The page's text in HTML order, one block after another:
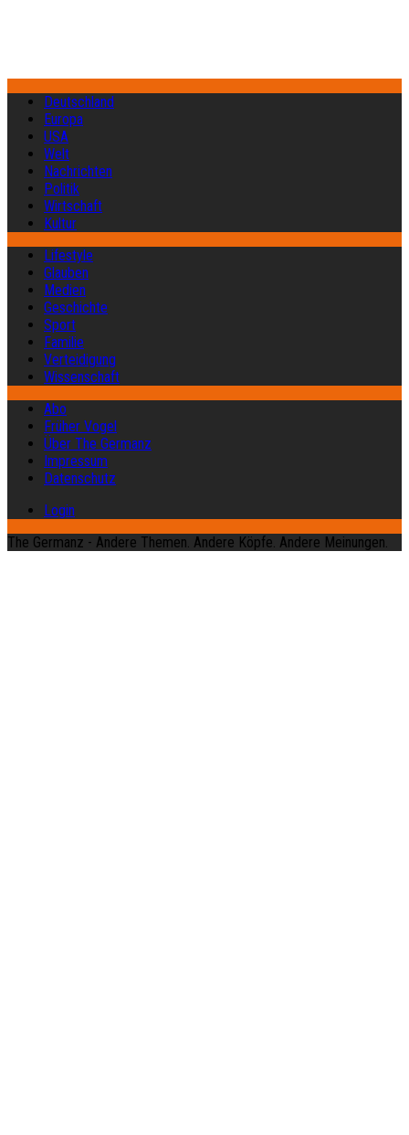
Deutschland
Europa
USA
Welt
Nachrichten
Politik
Wirtschaft
Kultur
Lifestyle
Glauben
Medien
Geschichte
Sport
Familie
Verteidigung
Wissenschaft
Abo
Früher Vogel
Über The Germanz
Impressum
Datenschutz
Login
The Germanz - Andere Themen. Andere Köpfe. Andere Meinungen.